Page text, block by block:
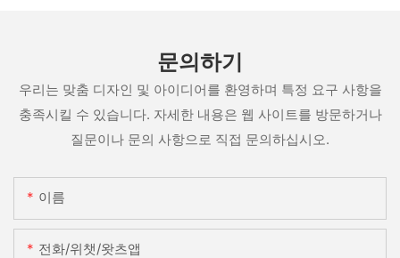
문의하기
우리는 맞춤 디자인 및 아이디어를 환영하며 특정 요구 사항을
충족시킬 수 있습니다. 자세한 내용은 웹 사이트를 방문하거나
질문이나 문의 사항으로 직접 문의하십시오.
이름
전화/위챗/왓츠앱